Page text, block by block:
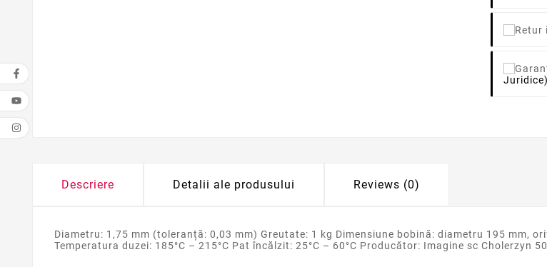
Juridice)
Descriere Detalii ale produsului Reviews (0)
Diametru: 1,75 mm (toleranță: 0,03 mm) Greutate: 1 kg Dimensiune bobină: diametru 195 mm,
Temperatura duzei: 185°C – 215°C Pat încălzit: 25°C – 60°C Producător: Imagine sc Cholerzyn